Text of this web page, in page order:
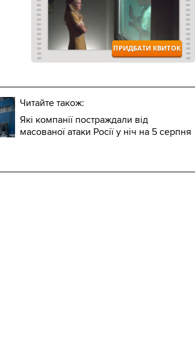
Читайте також:
Які компанії постраждали від
масованої атаки Росії у ніч на 5 серпня